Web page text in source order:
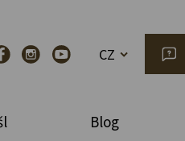
CZ
Blog